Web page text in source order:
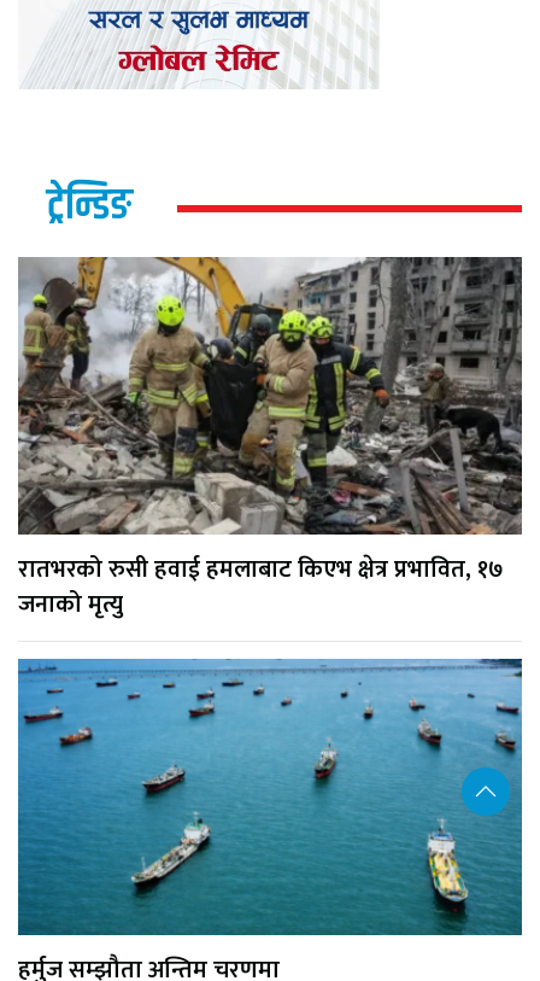
ट्रेन्डिङ
रातभरको रुसी हवाई हमलाबाट किएभ क्षेत्र प्रभावित, १७
जनाको मृत्यु
हर्मुज सम्झौता अन्तिम चरणमा